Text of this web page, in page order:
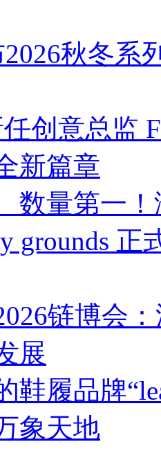
秋冬系
创意总监
新篇章
数量第一
grounds
链博会
展
鞋履品牌
象天地